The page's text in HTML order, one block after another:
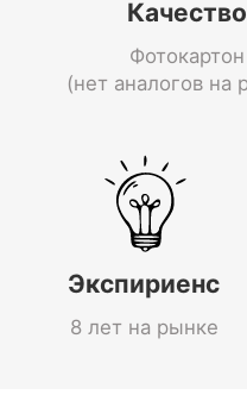
Качество
Фотокартон
(нет аналогов на
Экспириенс
8 лет на рынке